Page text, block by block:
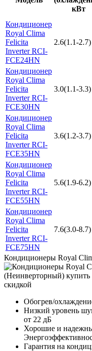
кВт
Кондиционер
Royal Clima
Felicita
Inverter RCI-
FCE24HN
2.6(1.1-2.7)
Кондиционер
Royal Clima
Felicita
Inverter RCI-
FCE30HN
3.0(1.1-3.3)
Кондиционер
Royal Clima
Felicita
Inverter RCI-
FCE35HN
3.6(1.2-3.7)
Кондиционер
Royal Clima
Felicita
Inverter RCI-
FCE55HN
5.6(1.9-6.2)
Кондиционер
Royal Clima
Felicita
Inverter RCI-
FCE75HN
7.6(3.0-8.7)
Кондиционеры Royal
Обогрев/
Низкий уровень
от 22 дБ
Хорошие и
Гарантия на